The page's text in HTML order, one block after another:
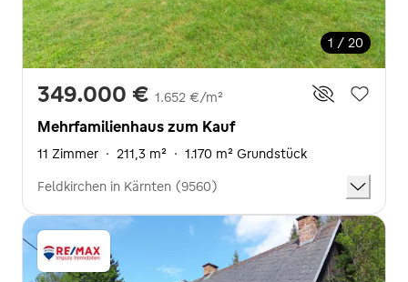
1 / 20
349.000 € 1.652 €/m²
Mehrfamilienhaus zum Kauf
11 Zimmer · 211,3 m² · 1.170 m² Grundstück
Feldkirchen in Kärnten (9560)